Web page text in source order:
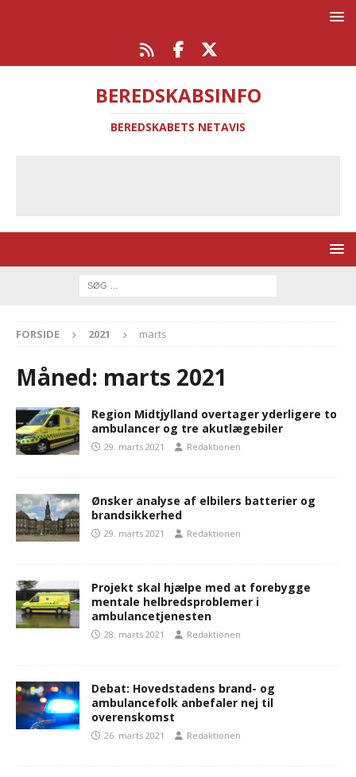
BEREDSKABSINFO
BEREDSKABETS NETAVIS
FORSIDE 2021 marts
Måned: marts 2021
Region Midtjylland overtager yderligere to
ambulancer og tre akutlægebiler
29. marts 2021 Redaktionen
Ønsker analyse af elbilers batterier og
brandsikkerhed
29. marts 2021 Redaktionen
Projekt skal hjælpe med at forebygge
mentale helbredsproblemer i
ambulancetjenesten
28. marts 2021 Redaktionen
Debat: Hovedstadens brand- og
ambulancefolk anbefaler nej til
overenskomst
26. marts 2021 Redaktionen